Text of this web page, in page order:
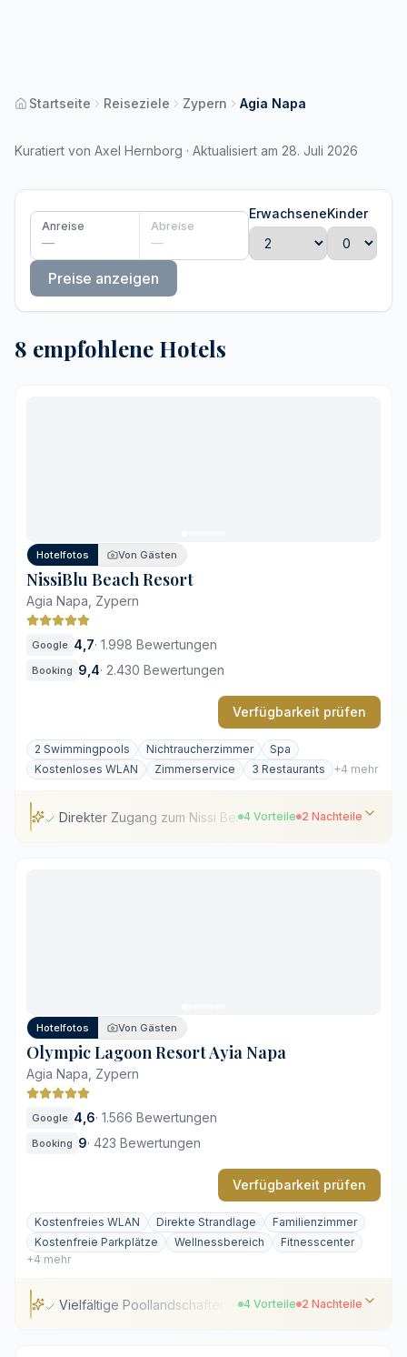
Startseite Reiseziele Zypern Agia Napa
Kuratiert von Axel Hernborg · Aktualisiert am 28. Juli 2026
Anreise
—
Abreise
—
ErwachseneKinder
Preise anzeigen
8 empfohlene Hotels
Hotelfotos Von Gästen
NissiBlu Beach Resort
Agia Napa, Zypern
Google 4,7· 1.998 Bewertungen
Booking 9,4· 2.430 Bewertungen
Verfügbarkeit prüfen
2 Swimmingpools Nichtraucherzimmer
Spa
Kostenloses WLAN
Zimmerservice 3 Restaurants +4 mehr
Direkter Zugang zum Nissi Beach4 Vorteile 2 Nachteile
Hotelfotos Von Gästen
Olympic Lagoon Resort Ayia Napa
Agia Napa, Zypern
Google 4,6· 1.566 Bewertungen
Booking 9· 423 Bewertungen
Verfügbarkeit prüfen
Kostenfreies WLAN Direkte Strandlage
Familienzimmer
Kostenfreie Parkplätze
Wellnessbereich
Fitnesscenter
+4 mehr
Vielfältige Poollandschaften 4 Vorteile 2 Nachteile